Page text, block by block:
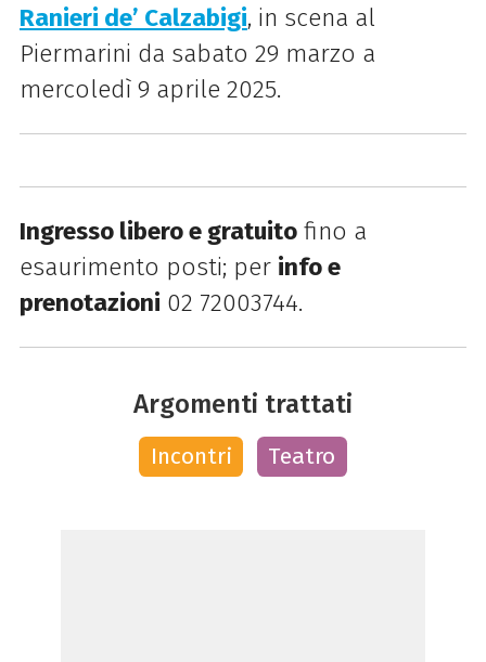
Ranieri de’ Calzabigi, in scena al
Piermarini da sabato 29 marzo a
mercoledì 9 aprile 2025.
Ingresso libero e gratuitofino a
esaurimento posti; per info e
prenotazioni 02 72003744.
Argomenti trattati
Incontri Teatro